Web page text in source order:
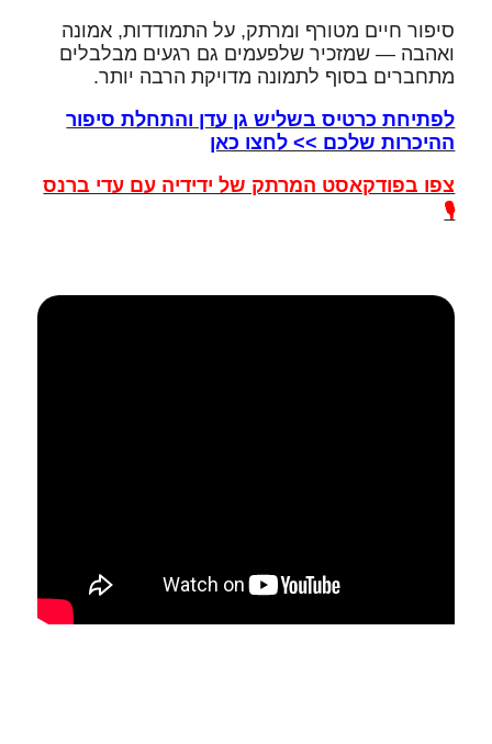
סיפור חיים מטורף ומרתק, על התמודדות, אמונה
ואהבה — שמזכיר שלפעמים גם רגעים מבלבלים
מתחברים בסוף לתמונה מדויקת הרבה יותר.
לפתיחת כרטיס בשליש גן עדן והתחלת סיפור
ההיכרות שלכם >> לחצו כאן
צפו בפודקאסט המרתק של ידידיה עם עדי ברנס
🎙️